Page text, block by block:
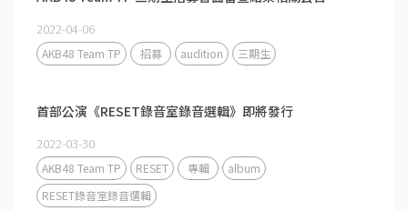
2022-04-06
AKB48 Team TP 招募 audition 三期生
首部公演《RESET錄音室錄音選輯》即將發行
2022-03-30
AKB48 Team TP RESET 專輯
album
RESET錄音室錄音選輯